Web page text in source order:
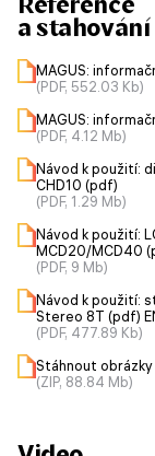
a stahování
MAGUS:
(PDF, 552.03 Kb)
MAGUS:
(PDF, 4.12 Mb)
Návod k použití:
CHD10 (pdf)
(PDF, 1.29 Mb)
Návod k použití:
MCD20/MCD40
(PDF, 9 Mb)
Návod k použití:
Stereo 8T (pdf)
(PDF, 477.89 Kb)
Stáhnout
(ZIP, 88.84 Mb)